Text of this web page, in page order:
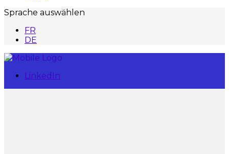
Sprache auswählen
FR
DE
LinkedIn